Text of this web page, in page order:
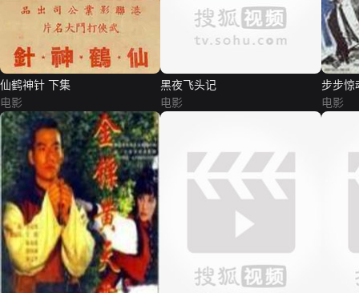
仙鹤神针 下集
电影
黑夜飞头记
电影
步步惊
电影